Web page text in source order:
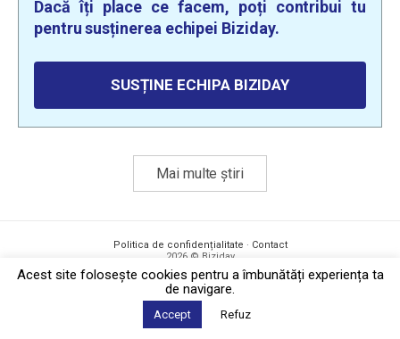
Dacă îți place ce facem, poți contribui tu
pentru susținerea echipei Biziday.
SUSȚINE ECHIPA BIZIDAY
Mai multe știri
Politica de confidențialitate · Contact
2026 © Biziday
Acest site foloseşte cookies pentru a îmbunătăți experiența ta
de navigare.
Accept Refuz